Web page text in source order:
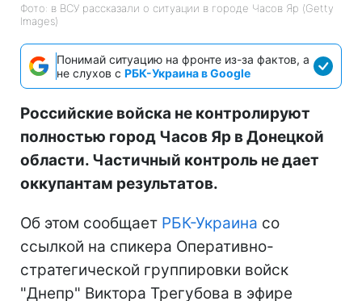
Фото: в ВСУ рассказали о ситуации в городе Часов Яр (Getty
Images)
Понимай ситуацию на фронте из-за фактов, а
не слухов с РБК-Украина в Google
Российские войска не контролируют
полностью город Часов Яр в Донецкой
области. Частичный контроль не дает
оккупантам результатов.
Об этом сообщает РБК-Украина со
ссылкой на спикера Оперативно-
стратегической группировки войск
"Днепр" Виктора Трегубова в эфире